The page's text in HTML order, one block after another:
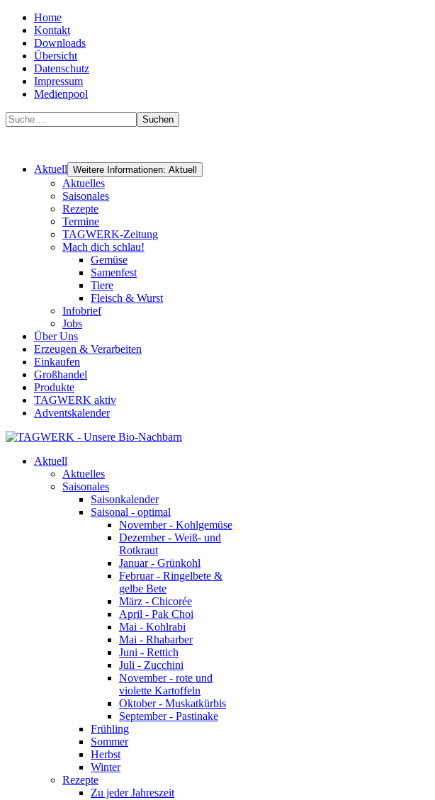
Home
Kontakt
Downloads
Übersicht
Datenschutz
Impressum
Medienpool
Suchen
Aktuell Weitere Informationen: Aktuell
Aktuelles
Saisonales
Rezepte
Termine
TAGWERK-Zeitung
Mach dich schlau!
Gemüse
Samenfest
Tiere
Fleisch & Wurst
Infobrief
Jobs
Über Uns
Erzeugen & Verarbeiten
Einkaufen
Großhandel
Produkte
TAGWERK aktiv
Adventskalender
Aktuell
Aktuelles
Saisonales
Saisonkalender
Saisonal - optimal
November - Kohlgemüse
Dezember - Weiß- und
Rotkraut
Januar - Grünkohl
Februar - Ringelbete &
gelbe Bete
März - Chicorée
April - Pak Choi
Mai - Kohlrabi
Mai - Rhabarber
Juni - Rettich
Juli - Zucchini
November - rote und
violette Kartoffeln
Oktober - Muskatkürbis
September - Pastinake
Frühling
Sommer
Herbst
Winter
Rezepte
Zu jeder Jahreszeit